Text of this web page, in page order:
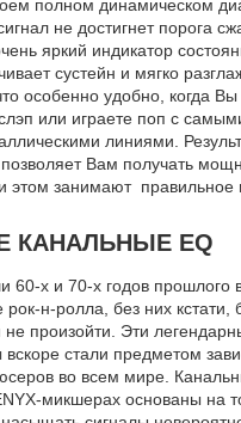
полном динамическом
не достигнет порога
яркий индикатор
сустейн и мягко
особенно удобно, когда Вы
или играете поп с
линиями.
Вам получать
этом занимают правильное
КАНАЛЬНЫЕ EQ
60-х и 70-х годов прошлого
рок-н-ролла, без них кстати,
не произойти. Эти
стали предметом
во всем мире.
микшерах основаны на